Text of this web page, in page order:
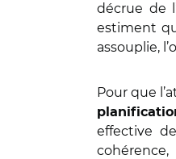
décrue de
estiment
assouplie,
Pour que
effective